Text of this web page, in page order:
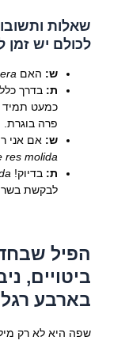
שאלות
לכולם יש זמן
ש: האם
ת: בדרך
כמעט תמיד
פרה בוגרת.
ש: אם אני
res molida
ת: בדיוק!
לבקשת בשר
הפיל
ביטויים,
בארבע
שפה היא לא רק